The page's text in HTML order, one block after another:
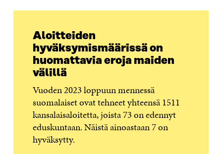
Aloitteiden
hyväksymismäärissä on
huomattavia eroja maiden
välillä
Vuoden 2023 loppuun mennessä
suomalaiset ovat tehneet yhteensä 1511
kansalaisaloitetta, joista 73 on edennyt
eduskuntaan. Näistä ainoastaan 7 on
hyväksytty.